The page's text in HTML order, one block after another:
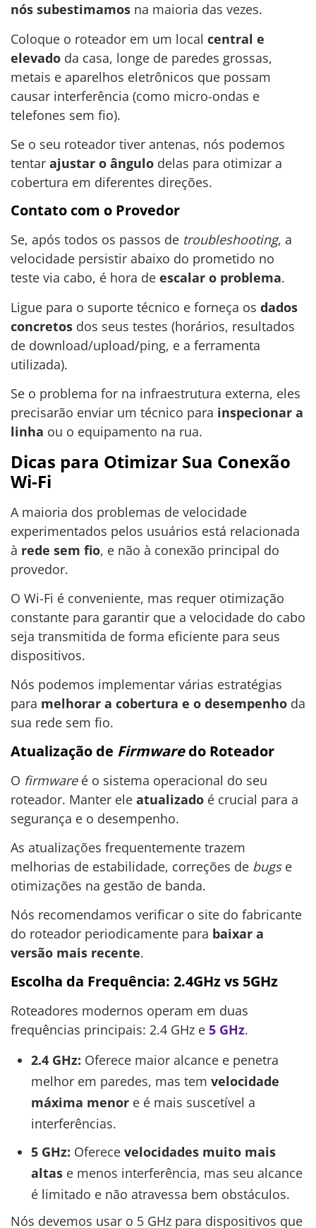
nós subestimamos na maioria das vezes.
Coloque o roteador em um local central e
elevado da casa, longe de paredes grossas,
metais e aparelhos eletrônicos que possam
causar interferência (como micro-ondas e
telefones sem fio).
Se o seu roteador tiver antenas, nós podemos
tentar ajustar o ângulo delas para otimizar a
cobertura em diferentes direções.
Contato com o Provedor
Se, após todos os passos de troubleshooting, a
velocidade persistir abaixo do prometido no
teste via cabo, é hora de escalar o problema.
Ligue para o suporte técnico e forneça os dados
concretos dos seus testes (horários, resultados
de download/upload/ping, e a ferramenta
utilizada).
Se o problema for na infraestrutura externa, eles
precisarão enviar um técnico para inspecionar a
linha ou o equipamento na rua.
Dicas para Otimizar Sua Conexão
Wi-Fi
A maioria dos problemas de velocidade
experimentados pelos usuários está relacionada
à rede sem fio, e não à conexão principal do
provedor.
O Wi-Fi é conveniente, mas requer otimização
constante para garantir que a velocidade do cabo
seja transmitida de forma eficiente para seus
dispositivos.
Nós podemos implementar várias estratégias
para melhorar a cobertura e o desempenho da
sua rede sem fio.
Atualização de Firmwaredo Roteador
O firmwareé o sistema operacional do seu
roteador. Manter ele atualizado é crucial para a
segurança e o desempenho.
As atualizações frequentemente trazem
melhorias de estabilidade, correções de bugse
otimizações na gestão de banda.
Nós recomendamos verificar o site do fabricante
do roteador periodicamente para baixar a
versão mais recente.
Escolha da Frequência: 2.4GHz vs 5GHz
Roteadores modernos operam em duas
frequências principais: 2.4 GHz e 5 GHz.
2.4 GHz: Oferece maior alcance e penetra
melhor em paredes, mas tem velocidade
máxima menore é mais suscetível a
interferências.
5 GHz: Oferece velocidades muito mais
altase menos interferência, mas seu alcance
é limitado e não atravessa bem obstáculos.
Nós devemos usar o 5 GHz para dispositivos que